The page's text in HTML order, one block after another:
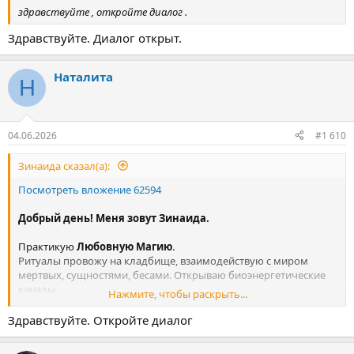
здравствуйте , откройте диалог .
Здравствуйте. Диалог открыт.
Н Наталита
04.06.2026 #1 610
Зинаида сказал(а):
Посмотреть вложение 62594
Добрый день! Меня зовут Зинаида.
ПрактикуюЛюбовную Магию.
Ритуалы провожу на кладбище, взаимодействую с миром
мертвых, сущностями, бесами. Открываю биоэнергетические
каналы.
Мои услуги:
Нажмите, чтобы раскрыть...
Здравствуйте. Откройте диалог